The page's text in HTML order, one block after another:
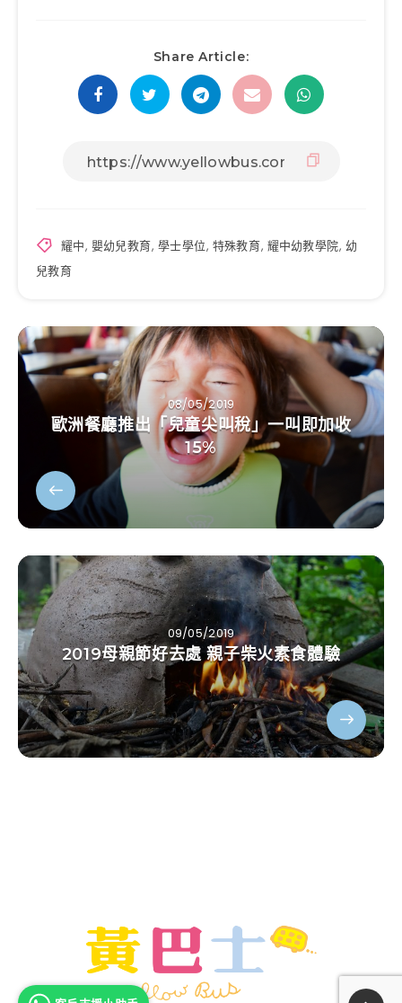
Share Article:
耀中, 嬰幼兒教育, 學士學位, 特殊教育, 耀中幼教學院, 幼
兒教育
08/05/2019
歐洲餐廳推出「兒童尖叫稅」一叫即加收
15%
09/05/2019
2019母親節好去處 親子柴火素食體驗